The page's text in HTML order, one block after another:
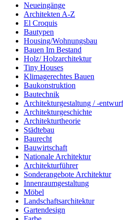
Neueingänge
Architekten A-Z
El Croquis
Bautypen
Housing/Wohnungsbau
Bauen Im Bestand
Holz/ Holzarchitektur
Tiny Houses
Klimagerechtes Bauen
Baukonstruktion
Bautechnik
Architekturgestaltung / -entwurf
Architekturgeschichte
Architekturtheorie
Städtebau
Baurecht
Bauwirtschaft
Nationale Architektur
Architekturführer
Sonderangebote Architektur
Innenraumgestaltung
Möbel
Landschaftsarchitektur
Gartendesign